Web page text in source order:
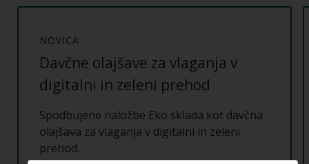
NOVICA
Davčne olajšave za vlaganja v
digitalni in zeleni prehod
Spodbujene naložbe Eko sklada kot davčna
olajšava za vlaganja v digitalni in zeleni
prehod.